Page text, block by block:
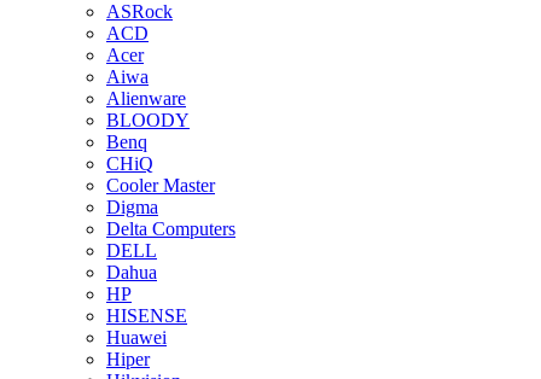
ASRock
ACD
Acer
Aiwa
Alienware
BLOODY
Benq
CHiQ
Cooler Master
Digma
Delta Computers
DELL
Dahua
HP
HISENSE
Huawei
Hiper